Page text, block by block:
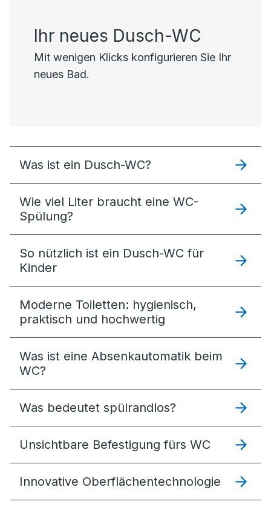
Ihr neues Dusch-WC
Mit wenigen Klicks konfigurieren Sie Ihr
neues Bad.
Was ist ein Dusch-WC?
Wie viel Liter braucht eine WC-
Spülung?
So nützlich ist ein Dusch-WC für
Kinder
Moderne Toiletten: hygienisch,
praktisch und hochwertig
Was ist eine Absenkautomatik beim
WC?
Was bedeutet spülrandlos?
Unsichtbare Befestigung fürs WC
Innovative Oberflächentechnologie